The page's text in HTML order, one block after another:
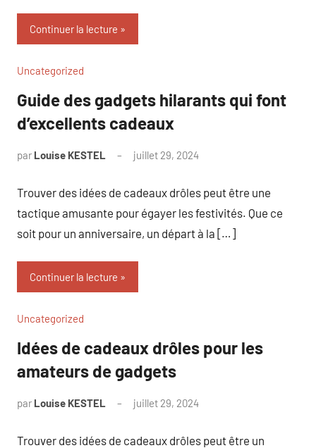
Continuer la lecture
Uncategorized
Guide des gadgets hilarants qui font
d’excellents cadeaux
par Louise KESTEL juillet 29, 2024
Trouver des idées de cadeaux drôles peut être une
tactique amusante pour égayer les festivités. Que ce
soit pour un anniversaire, un départ à la […]
Continuer la lecture
Uncategorized
Idées de cadeaux drôles pour les
amateurs de gadgets
par Louise KESTEL juillet 29, 2024
Trouver des idées de cadeaux drôles peut être un